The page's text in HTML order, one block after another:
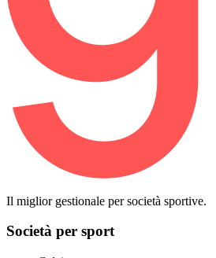
Il miglior gestionale per società sportive.
Società per sport